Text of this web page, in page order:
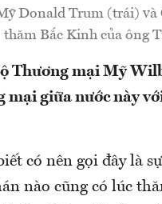
Donald Trum (trái) và
thăm Bắc Kinh của ông
Thương mại Mỹ
mại giữa nước này
có nên gọi đây là
nào cũng có lúc